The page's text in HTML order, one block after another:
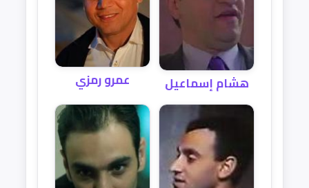
هشام إسماعيل عمرو رمزي